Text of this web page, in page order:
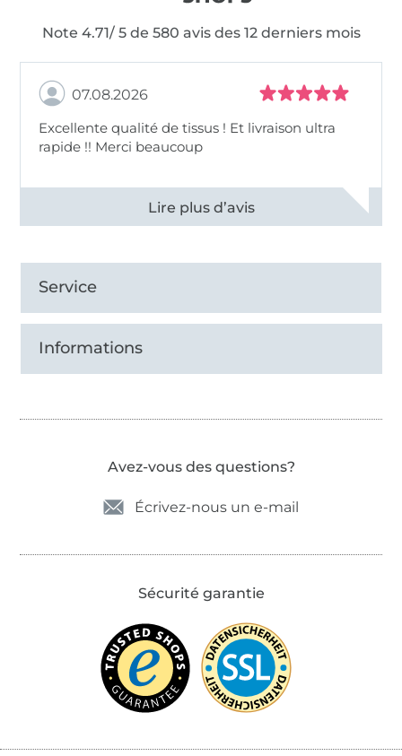
Note 4.71/ 5 de 580 avis des 12 derniers mois
07.08.2026
Excellente qualité de tissus ! Et livraison ultra
rapide !! Merci beaucoup
Voir tous les 11497 commentaires
Service
Informations
Avez-vous des questions?
Écrivez-nous un e-mail
Sécurité garantie